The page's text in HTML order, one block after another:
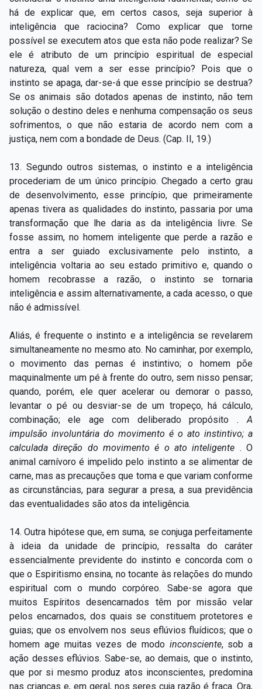
há de explicar que, em certos casos, seja superior à
inteligência que raciocina? Como explicar que torne
possível se executem atos que esta não pode realizar? Se
ele é atributo de um princípio espiritual de especial
natureza, qual vem a ser esse princípio? Pois que o
instinto se apaga, dar-se-á que esse princípio se destrua?
Se os animais são dotados apenas de instinto, não tem
solução o destino deles e nenhuma compensação os seus
sofrimentos, o que não estaria de acordo nem com a
justiça, nem com a bondade de Deus. (Cap. II, 19.)
13. Segundo outros sistemas, o instinto e a inteligência
procederiam de um único princípio. Chegado a certo grau
de desenvolvimento, esse princípio, que primeiramente
apenas tivera as qualidades do instinto, passaria por uma
transformação que lhe daria as da inteligência livre. Se
fosse assim, no homem inteligente que perde a razão e
entra a ser guiado exclusivamente pelo instinto, a
inteligência voltaria ao seu estado primitivo e, quando o
homem recobrasse a razão, o instinto se tornaria
inteligência e assim alternativamente, a cada acesso, o que
não é admissível.
Aliás, é frequente o instinto e a inteligência se revelarem
simultaneamente no mesmo ato. No caminhar, por exemplo,
o movimento das pernas é instintivo; o homem põe
maquinalmente um pé à frente do outro, sem nisso pensar;
quando, porém, ele quer acelerar ou demorar o passo,
levantar o pé ou desviar-se de um tropeço, há cálculo,
combinação; ele age com deliberado propósito . A
impulsão involuntária do movimento é o ato instintivo; a
calculada direção do movimento é o ato inteligente . O
animal carnívoro é impelido pelo instinto a se alimentar de
carne, mas as precauções que toma e que variam conforme
as circunstâncias, para segurar a presa, a sua previdência
das eventualidades são atos da inteligência.
14. Outra hipótese que, em suma, se conjuga perfeitamente
à ideia da unidade de princípio, ressalta do caráter
essencialmente previdente do instinto e concorda com o
que o Espiritismo ensina, no tocante às relações do mundo
espiritual com o mundo corpóreo. Sabe-se agora que
muitos Espíritos desencarnados têm por missão velar
pelos encarnados, dos quais se constituem protetores e
guias; que os envolvem nos seus eflúvios fluídicos; que o
homem age muitas vezes de modo inconsciente, sob a
ação desses eflúvios. Sabe-se, ao demais, que o instinto,
que por si mesmo produz atos inconscientes, predomina
nas crianças e, em geral, nos seres cuja razão é fraca. Ora,